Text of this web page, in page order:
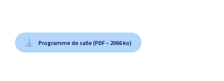
Programme de salle (PDF – 2066 ko)